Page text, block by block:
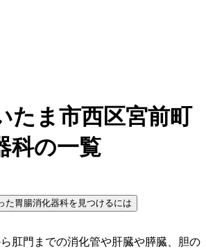
たま市西区宮前町
科の一覧
た胃腸消化器科を見つけるには
肛門までの消化管や肝臓や膵臓、胆の